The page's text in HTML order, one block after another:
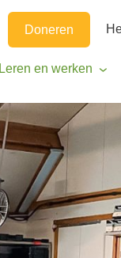
Doneren
Leren en werken